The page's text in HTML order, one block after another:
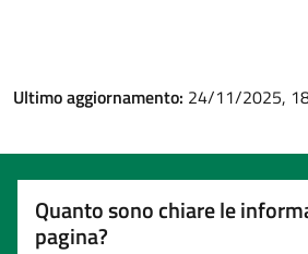
Ultimo aggiornamento: 24/11/2025,
Quanto sono chiare le
pagina?